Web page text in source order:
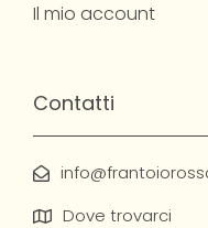
Il mio account
Contatti
Dove trovarci